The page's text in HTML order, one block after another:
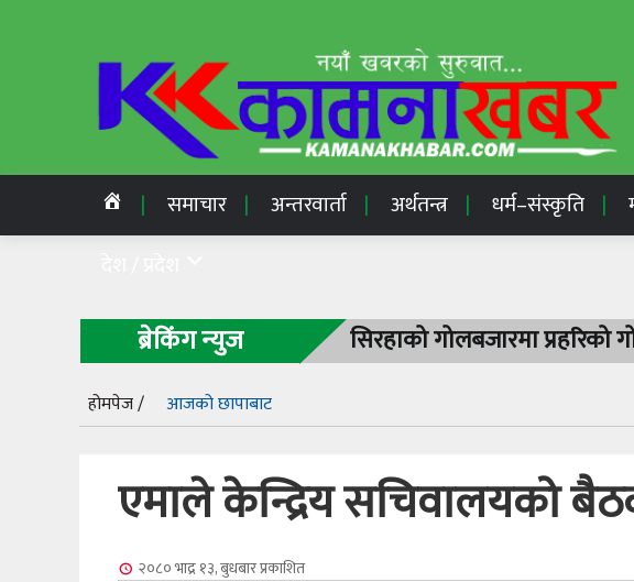
समाचार अन्तरवार्ता अर्थतन्त्र धर्म–संस्कृति
ब्रेकिंग न्युज सिरहाको गोलबजारमा
होमपेज / आजको छापाबाट
एमाले केन्द्रिय सचिवालयको
२०८० भाद्र १३, बुधबारप्रकाशित